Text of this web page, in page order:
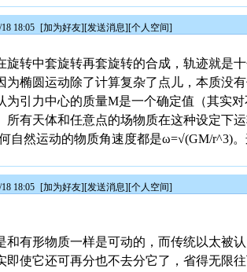
18:05 [加为好友][发送消息][个人空间]
旋转中套旋转再套旋转的合成，轨迹就是
为椭圆运动除了计算复杂了点儿，本质没
为引力中心的质量M是一个确定值（其实
所有天体和任意点的场物质在这种设定下
自然运动的物质角速度都是ω=√(GM/r^3)
18:05 [加为好友][发送消息][个人空间]
和有形物质一样是可动的，而传统以太被
即使它还可再分也不去分它了，省得无限